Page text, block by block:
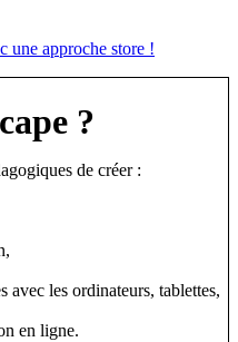
une approche store !
?
de créer :
avec les ordinateurs, tablettes,
en ligne.